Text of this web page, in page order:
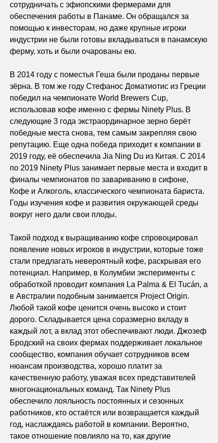
сотрудничать с эфиопскими фермерами для
обеспечения работы в Панаме. Он обращался за
помощью к инвесторам, но даже крупные игроки
индустрии не были готовы вкладываться в панамскую
ферму, хоть и были очарованы ею.
В 2014 году с поместья Геша были проданы первые
зёрна. В том же году Стефанос Доматиотис из Греции
победил на чемпионате World Brewers Cup,
использовав кофе именно с фермы Ninety Plus. В
следующие 3 года экстраординарное зерно берёт
победные места снова, тем самым закрепляя свою
репутацию. Еще одна победа приходит к компании в
2019 году, её обеспечила Jia Ning Du из Китая. С 2014
по 2019 Ninety Plus занимает первые места и входит в
финалы чемпионатов по завариванию в сифоне,
Кофе и Алкоголь, классического чемпионата бариста.
Годы изучения кофе и развития окружающей среды
вокруг него дали свои плоды.
Такой подход к выращиванию кофе спровоцировал
появление новых игроков в индустрии, которые тоже
стали предлагать невероятный кофе, раскрывая его
потенциал. Например, в Колумбии эксперименты с
обработкой проводит компания La Palma & El Tucán, а
в Австралии подобным занимается Project Origin.
Любой такой кофе ценится очень высоко и стоит
дорого. Складывается цена соразмерно вкладу в
каждый лот, а вклад этот обеспечивают люди. Джозеф
Бродский на своих фермах поддерживает локальное
сообщество, компания обучает сотрудников всем
нюансам производства, хорошо платит за
качественную работу, уважая всех представителей
многонациональных команд. Так Ninety Plus
обеспечило лояльность постоянных и сезонных
работников, кто остаётся или возвращается каждый
год, наслаждаясь работой в компании. Вероятно,
такое отношение повлияло на то, как другие